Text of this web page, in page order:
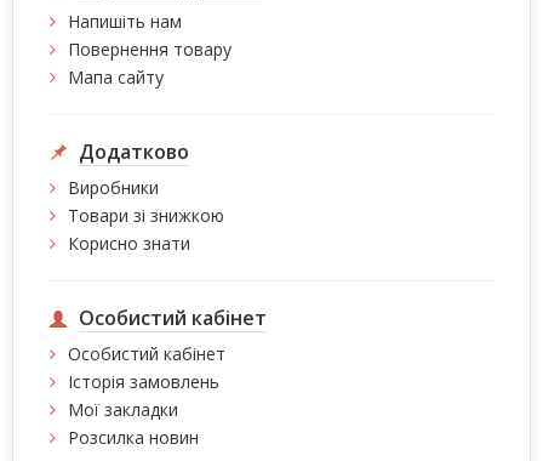
Напишіть нам
Повернення товару
Мапа сайту
Додатково
Виробники
Товари зі знижкою
Корисно знати
Особистий кабінет
Особистий кабінет
Історія замовлень
Мої закладки
Розсилка новин